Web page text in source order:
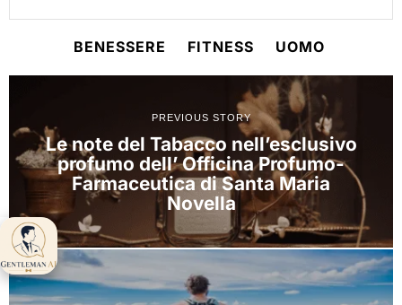
BENESSERE FITNESS UOMO
PREVIOUS STORY
Le note del Tabacco nell’esclusivo
profumo dell’ Officina Profumo-
Farmaceutica di Santa Maria
Novella
Gentleman AI ti
aspetta 👋